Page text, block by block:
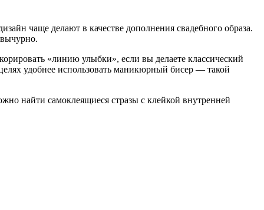
чаще делают в качестве дополнения свадебного образа.
«линию улыбки», если вы делаете классический
удобнее использовать маникюрный бисер — такой
найти самоклеящиеся стразы с клейкой внутренней